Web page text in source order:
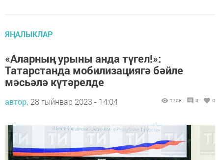
ЯҢАЛЫКЛАР
«Аларның урыны анда түгел!»:
Татарстанда мобилизациягә бәйле
мәсьәлә күтәрелде
автор, 28 гыйнвар 2023 - 14:04 1708 0 0